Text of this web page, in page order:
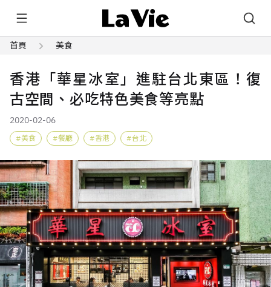
首頁 美食
香港「華星冰室」進駐台北東區！復
古空間、必吃特色美食等亮點
2020-02-06
美食 餐廳 香港 台北